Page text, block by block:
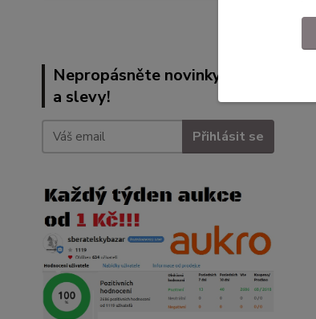
Nepropásněte novinky, akce
a slevy!
Přihlásit se